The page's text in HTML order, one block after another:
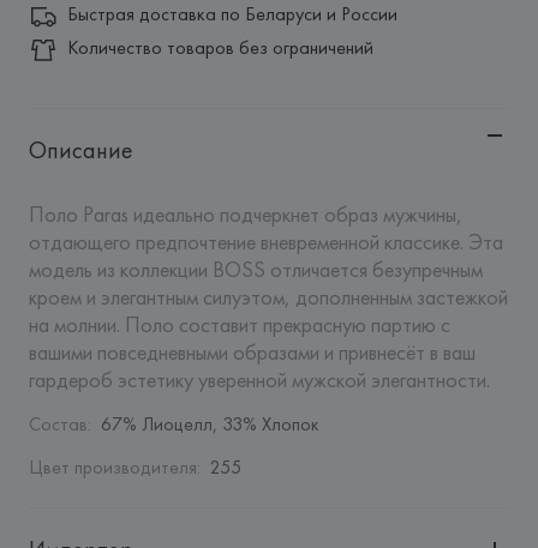
Быстрая доставка по Беларуси и России
Количество товаров без ограничений
Описание
Поло Paras идеально подчеркнет образ мужчины,
отдающего предпочтение вневременной классике. Эта
модель из коллекции BOSS отличается безупречным
кроем и элегантным силуэтом, дополненным застежкой
на молнии. Поло составит прекрасную партию с
вашими повседневными образами и привнесёт в ваш
гардероб эстетику уверенной мужской элегантности.
Состав: 67% Лиоцелл, 33% Хлопок
Цвет производителя: 255